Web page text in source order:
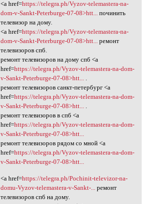
<a href=https://telegra.ph/Vyzov-telemastera-na-
dom-v-Sankt-Peterburge-07-08>htt...
починить
телевизор на дому.
<a href=https://telegra.ph/Vyzov-telemastera-na-
dom-v-Sankt-Peterburge-07-08>htt...
ремонт
телевизоров спб.
ремонт телевизоров на дому спб <a
href=https://telegra.ph/Vyzov-telemastera-na-dom-
v-Sankt-Peterburge-07-08>htt...
ремонт телевизоров санкт-петербург <a
href=https://telegra.ph/Vyzov-telemastera-na-dom-
v-Sankt-Peterburge-07-08>htt...
ремонт телевизоров в спб <a
href=https://telegra.ph/Vyzov-telemastera-na-dom-
v-Sankt-Peterburge-07-08>htt...
ремонт телевизоров рядом со мной <a
href=https://telegra.ph/Vyzov-telemastera-na-dom-
v-Sankt-Peterburge-07-08>htt...
<a href=https://telegra.ph/Pochinit-televizor-na-
domu-Vyzov-telemastera-v-Sankt-...ремонт
телевизоров спб на дому.